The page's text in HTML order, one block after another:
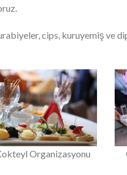
cips, kuruyemiş ve
Organizasyonu